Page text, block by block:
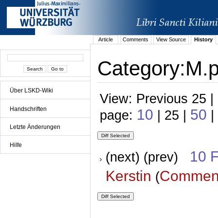
Über LSKD-Wiki
Handschriften
Letzte Änderungen
Hilfe
Article Comments View Source History
View: Previous 25
page: 10 | 25 | 50 |
(next) (prev) 10
Kerstin (